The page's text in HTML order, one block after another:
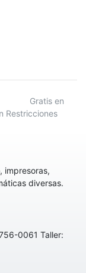
en
Restricciones
impresoras,
diversas.
0061 Taller: